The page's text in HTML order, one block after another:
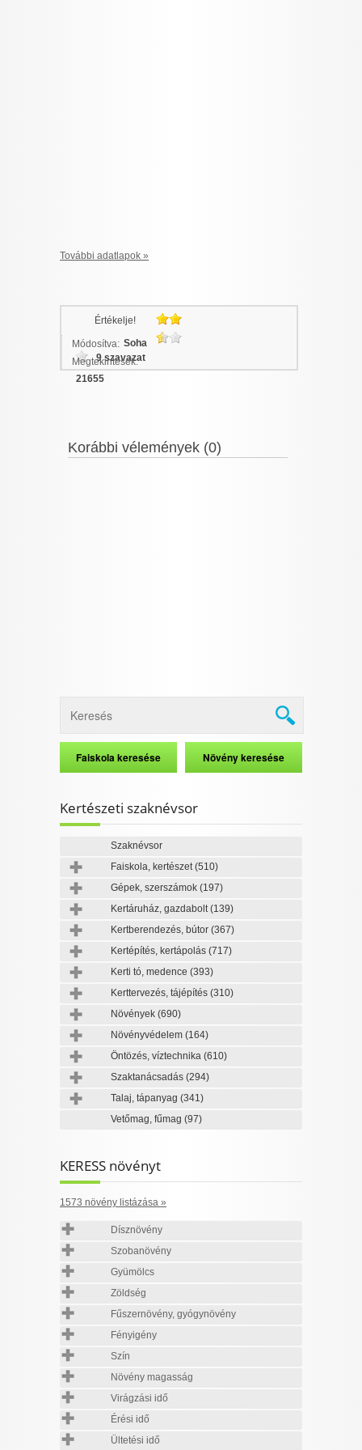
További adatlapok »
Értékelje!
9 szavazat
Módosítva: Soha
Megtekintések:
21655
Korábbi vélemények (0)
Kertészeti szaknévsor
Szaknévsor
Faiskola, kertészet(510)
Gépek, szerszámok (197)
Kertáruház, gazdabolt(139)
Kertberendezés, bútor (367)
Kertépítés, kertápolás (717)
Kerti tó, medence (393)
Kerttervezés, tájépítés (310)
Növények (690)
Növényvédelem (164)
Öntözés, víztechnika (610)
Szaktanácsadás (294)
Talaj, tápanyag (341)
Vetőmag, fűmag (97)
KERESS növényt
1573 növény listázása »
Dísznövény
Szobanövény
Gyümölcs
Zöldség
Fűszernövény, gyógynövény
Fényigény
Szín
Növény magasság
Virágzási idő
Érési idő
Ültetési idő